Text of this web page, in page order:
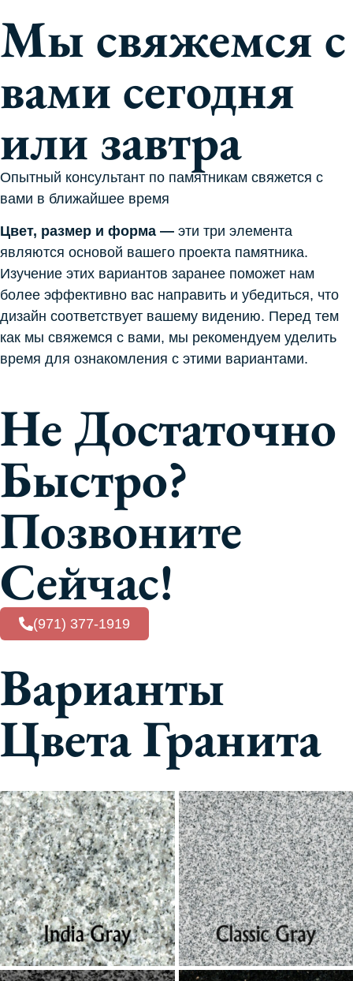
Мы свяжемся с
вами сегодня
или завтра
Опытный консультант по памятникам свяжется с
вами в ближайшее время
Цвет, размер и форма — эти три элемента
являются основой вашего проекта памятника.
Изучение этих вариантов заранее поможет нам
более эффективно вас направить и убедиться, что
дизайн соответствует вашему видению. Перед тем
как мы свяжемся с вами, мы рекомендуем уделить
время для ознакомления с этими вариантами.
Не Достаточно
Быстро?
Позвоните
Сейчас!
(971) 377-1919
Варианты
Цвета Гранита